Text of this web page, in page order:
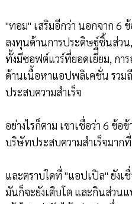
"ทอม" เสริมอีกว่า นอกจาก 6
ลงทุนด้านการประดิษฐ์ชิ้นส่ว
ทั้งมีซอฟต์แวร์ที่ยอดเยี่ยม, กา
ด้านเนื้อหาแอปพลิเคชั่น รวม
ประสบความสำเร็จ
อย่างไรก็ตาม เขาเชื่อว่า 6 ข้
บริษัทประสบความสำเร็จมาก
และตราบใดที่ "แอปเปิล" ยังเ
มันก็จะยังเติบโต และกินส่วน